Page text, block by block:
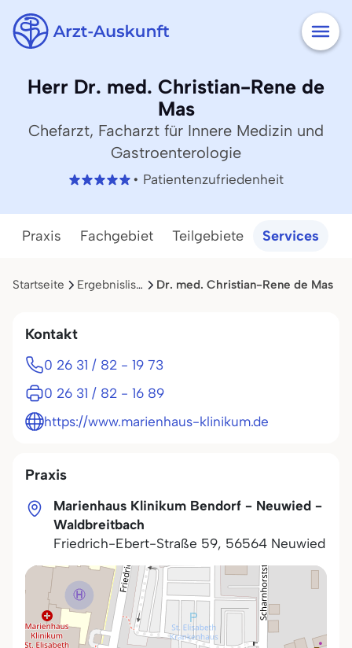
Herr Dr. med. Christian-Rene de
Mas
Chefarzt, Facharzt für Innere Medizin und
Gastroenterologie
• Patientenzufriedenheit
Praxis Fachgebiet Teilgebiete Services
Startseite Ergebnisliste Dr. med. Christian-Rene de Mas
Praxis
Marienhaus Klinikum Bendorf - Neuwied -
Waldbreitbach
Friedrich-Ebert-Straße 59, 56564 Neuwied
Kontakt
0 26 31 / 82 - 19 73
0 26 31 / 82 - 16 89
https://www.marienhaus-klinikum.de